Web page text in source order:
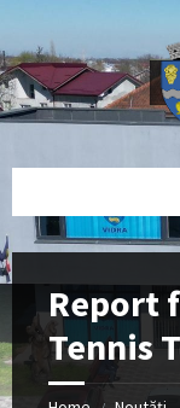
content
left
sidebar
right
sidebar
footer
Report
Tennis